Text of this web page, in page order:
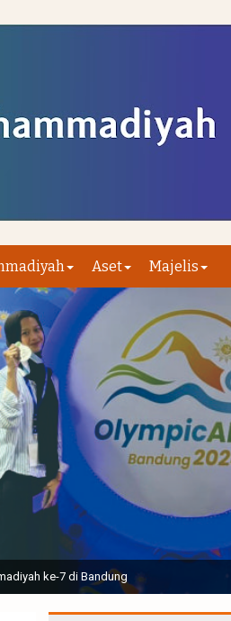
Aset Majelis
|| Ir. H. Joko Widodo selaku Presiden RI
yang hadir di dalam stadion